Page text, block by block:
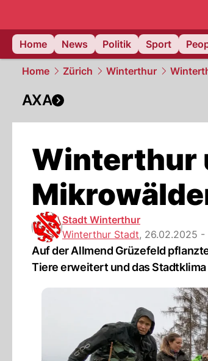
Home
News Politik Sport
Home Zürich Winterthur
AXA
Winterthur
Stadt Winterthur
Winterthur Stadt, 26.02.2025 -
Auf der Allmend Grüzefeld
Tiere erweitert und das